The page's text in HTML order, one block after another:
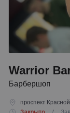
Warrior
Барбершоп
проспект